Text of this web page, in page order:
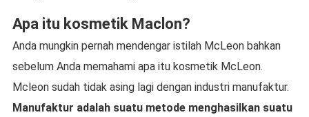
Apa itu kosmetik Maclon?
Anda mungkin pernah mendengar istilah McLeon bahkan
sebelum Anda memahami apa itu kosmetik McLeon.
Mcleon sudah tidak asing lagi dengan industri manufaktur.
Manufaktur adalah suatu metode menghasilkan suatu